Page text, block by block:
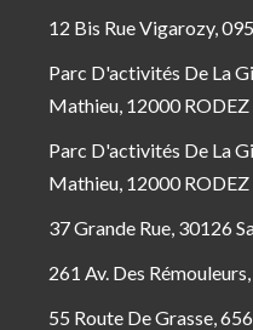
12 Bis Rue Vigarozy,
Parc D'activités De La
Mathieu, 12000 RODEZ
Parc D'activités De La
Mathieu, 12000 RODEZ
37 Grande Rue, 30126
261 Av. Des
55 Route De Grasse,